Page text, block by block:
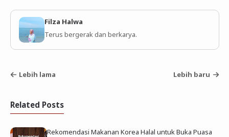
Filza Halwa
Terus bergerak dan berkarya.
Lebih lama Lebih baru
Related Posts
Rekomendasi Makanan Korea Halal untuk Buka Puasa